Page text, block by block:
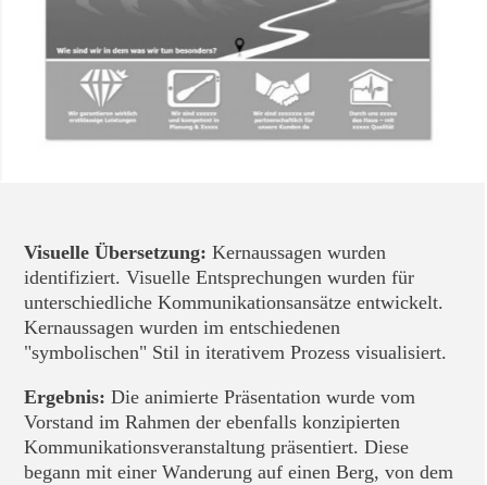
Visuelle Übersetzung:Kernaussagen wurden
identifiziert. Visuelle Entsprechungen wurden für
unterschiedliche Kommunikationsansätze entwickelt.
Kernaussagen wurden im entschiedenen
"symbolischen" Stil in iterativem Prozess visualisiert.
Ergebnis:Die animierte Präsentation wurde vom
Vorstand im Rahmen der ebenfalls konzipierten
Kommunikationsveranstaltung präsentiert. Diese
begann mit einer Wanderung auf einen Berg, von dem